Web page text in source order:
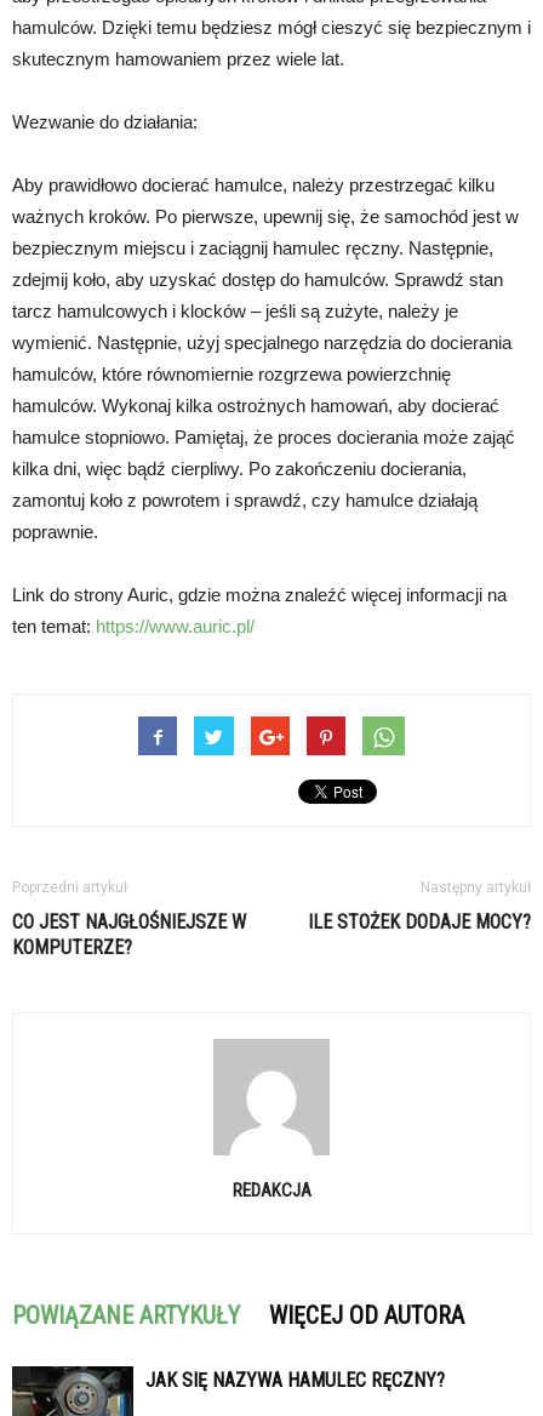
hamulców. Dzięki temu będziesz mógł cieszyć się bezpiecznym i
skutecznym hamowaniem przez wiele lat.
Wezwanie do działania:
Aby prawidłowo docierać hamulce, należy przestrzegać kilku
ważnych kroków. Po pierwsze, upewnij się, że samochód jest w
bezpiecznym miejscu i zaciągnij hamulec ręczny. Następnie,
zdejmij koło, aby uzyskać dostęp do hamulców. Sprawdź stan
tarcz hamulcowych i klocków – jeśli są zużyte, należy je
wymienić. Następnie, użyj specjalnego narzędzia do docierania
hamulców, które równomiernie rozgrzewa powierzchnię
hamulców. Wykonaj kilka ostrożnych hamowań, aby docierać
hamulce stopniowo. Pamiętaj, że proces docierania może zająć
kilka dni, więc bądź cierpliwy. Po zakończeniu docierania,
zamontuj koło z powrotem i sprawdź, czy hamulce działają
poprawnie.
Link do strony Auric, gdzie można znaleźć więcej informacji na
ten temat: https://www.auric.pl/
Poprzedni artykuł
CO JEST NAJGŁOŚNIEJSZE W
KOMPUTERZE?
Następny artykuł
ILE STOŻEK DODAJE MOCY?
REDAKCJA
POWIĄZANE ARTYKUŁY WIĘCEJ OD AUTORA
JAK SIĘ NAZYWA HAMULEC RĘCZNY?